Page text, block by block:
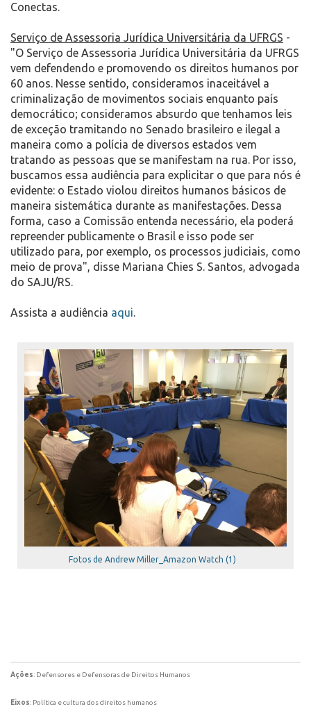
Conectas.
Serviço de Assessoria Jurídica Universitária da UFRGS -
"O Serviço de Assessoria Jurídica Universitária da UFRGS
vem defendendo e promovendo os direitos humanos por
60 anos. Nesse sentido, consideramos inaceitável a
criminalização de movimentos sociais enquanto país
democrático; consideramos absurdo que tenhamos leis
de exceção tramitando no Senado brasileiro e ilegal a
maneira como a polícia de diversos estados vem
tratando as pessoas que se manifestam na rua. Por isso,
buscamos essa audiência para explicitar o que para nós é
evidente: o Estado violou direitos humanos básicos de
maneira sistemática durante as manifestações. Dessa
forma, caso a Comissão entenda necessário, ela poderá
repreender publicamente o Brasil e isso pode ser
utilizado para, por exemplo, os processos judiciais, como
meio de prova", disse Mariana Chies S. Santos, advogada
do SAJU/RS.
Assista a audiência aqui.
Fotos de Andrew Miller_Amazon Watch (1)
Ações: Defensores e Defensoras de Direitos Humanos
Eixos: Política e cultura dos direitos humanos